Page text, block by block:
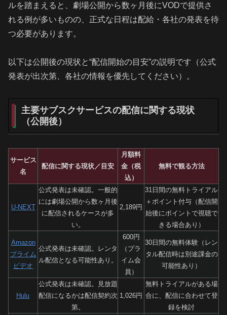
ルを踏まえると、劇場公開から数ヶ月後にVODで提供さ
れる例が多いものの、正式な日程は配給・各社の発表を待
つ必要があります。
以下は公開後の現状と“配信開始の目安”の説明です（公式
発表が出次第、各社の情報を優先してください）。
主要サブスクサービスの配信に関する現状
（公開後）
サービス
名
配信に関する現状／目安
月額料
金（税
込）
無料で観る方法
U-NEXT
公式発表は未確認。一般的
には劇場公開から数ヶ月後
に配信されるケースが多
い。
2,189円
31日間の無料トライアル
＋ポイント付与（配信開
始後にポイントで視聴で
きる場合あり）
Amazon
プライム
ビデオ
公式発表は未確認。レンタ
ル配信となる可能性あり。
600円
（プラ
イム会
員）
30日間の無料体験（レン
タル配信時は別途課金の
可能性あり）
Hulu
公式発表は未確認。見放題
配信になるかは配信契約次
第。
1,026円
無料トライアルがある場
合に、配信に合わせて登
録を検討